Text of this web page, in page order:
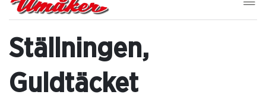
Ställningen,
Guldtäcket